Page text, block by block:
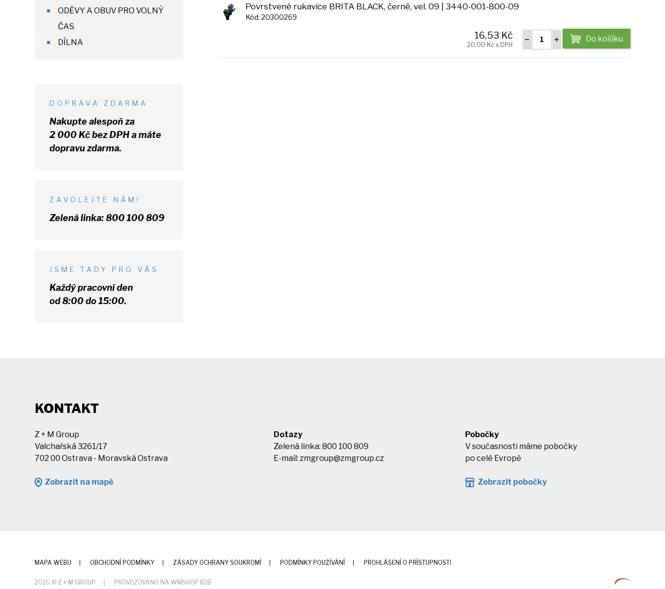
Povrstvené rukavice BRITA BLACK, černé, vel. 09 | 3440-001-800-09
Kód: 20300269
Do košíku
16,53 Kč
20,00 Kč s DPH
ODĚVY A OBUV PRO VOLNÝ
ČAS
DÍLNA
DOPRAVA ZDARMA
Nakupte alespoň za
2 000 Kčbez DPHa máte
dopravu zdarma.
ZAVOLEJTE NÁM!
Zelená linka:800 100 809
JSME TADY PRO VÁS
Každý pracovní den
od 8:00 do 15:00.
KONTAKT
Z + M Group
Valchařská 3261/17
702 00 Ostrava - Moravská Ostrava
Zobrazit na mapě
Dotazy
Zelená linka: 800 100 809
E-mail:zmgroup@zmgroup.cz
Pobočky
V současnosti máme pobočky
po celé Evropě
Zobrazit pobočky
MAPA WEBU OBCHODNÍ PODMÍNKY ZÁSADY OCHRANY SOUKROMÍ PODMÍNKY POUŽÍVÁNÍ PROHLÁŠENÍ O PŘÍSTUPNOSTI
2026 © Z + M GROUP PROVOZOVÁNO NA WMSHOP B2B